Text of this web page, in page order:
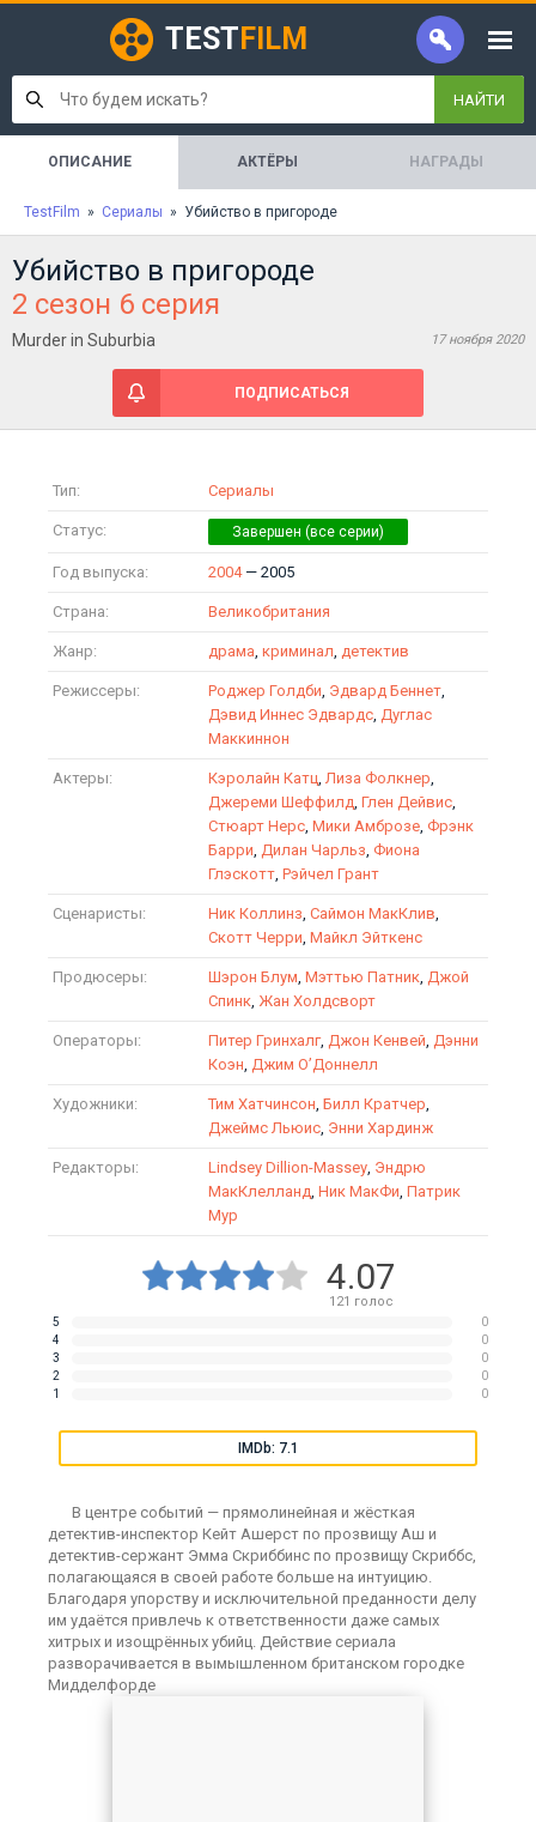
TEST FILM
НАЙТИ
ОПИСАНИЕ АКТЁРЫ НАГРАДЫ
TestFilm » Сериалы » Убийство в пригороде
Убийство в пригороде
2 сезон 6 серия
Murder in Suburbia 17 ноября 2020
ПОДПИСАТЬСЯ
Тип: Сериалы
Статус:
Год выпуска: 2004— 2005
Страна: Великобритания
Жанр: драма, криминал, детектив
Режиссеры: Роджер Голдби, Эдвард Беннет,
Дэвид Иннес Эдвардс, Дуглас
Маккиннон
Актеры: Кэролайн Катц, Лиза Фолкнер,
Джереми Шеффилд, Глен Дейвис,
Стюарт Нерс, Мики Амброзе, Фрэнк
Барри, Дилан Чарльз, Фиона
Глэскотт, Рэйчел Грант
Сценаристы: Ник Коллинз, Саймон МакКлив,
Скотт Черри, Майкл Эйткенс
Продюсеры: Шэрон Блум, Мэттью Патник, Джой
Спинк, Жан Холдсворт
Операторы: Питер Гринхалг, Джон Кенвей, Дэнни
Коэн, Джим О’Доннелл
Художники: Тим Хатчинсон, Билл Кратчер,
Джеймс Льюис, Энни Хардинж
Редакторы: Lindsey Dillion-Massey, Эндрю
МакКлелланд, Ник МакФи, Патрик
Мур
4.07
121 голос
5
0
4
0
3
0
2
0
1
0
IMDb: 7.1
В центре событий — прямолинейная и жёсткая
детектив-инспектор Кейт Ашерст по прозвищу Аш и
детектив-сержант Эмма Скриббинс по прозвищу Скриббс,
полагающаяся в своей работе больше на интуицию.
Благодаря упорству и исключительной преданности делу
им удаётся привлечь к ответственности даже самых
хитрых и изощрённых убийц. Действие сериала
разворачивается в вымышленном британском городке
Мидделфорде